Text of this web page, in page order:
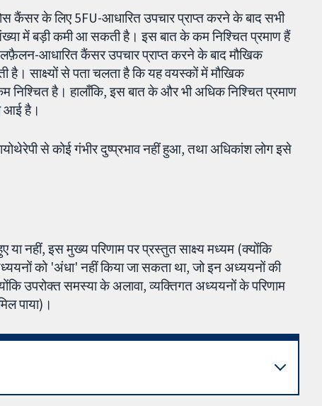
कैंसर के लिए 5FU-आधारित उपचार प्राप्त करने के बाद सभी
में बड़ी कमी आ सकती है। इस बात के कम निश्चित प्रमाण हैं
आधारित कैंसर उपचार प्राप्त करने के बाद मौखिक
साक्ष्यों से पता चलता है कि यह वयस्कों में मौखिक
है। हालाँकि, इस बात के और भी अधिक निश्चित प्रमाण
आई है।
से कोई गंभीर दुष्प्रभाव नहीं हुआ, तथा अधिकांश लोग इसे
नहीं, इस मुख्य परिणाम पर प्रस्तुत साक्ष्य मध्यम (क्योंकि
को 'अंधा' नहीं किया जा सकता था, जो इन अध्ययनों की
उपरोक्त समस्या के अलावा, व्यक्तिगत अध्ययनों के परिणाम
पाया)।